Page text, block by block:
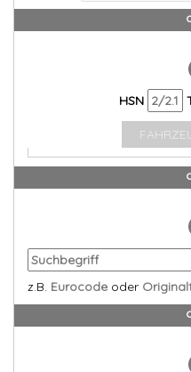
HSN
z.B. Eurocode oder